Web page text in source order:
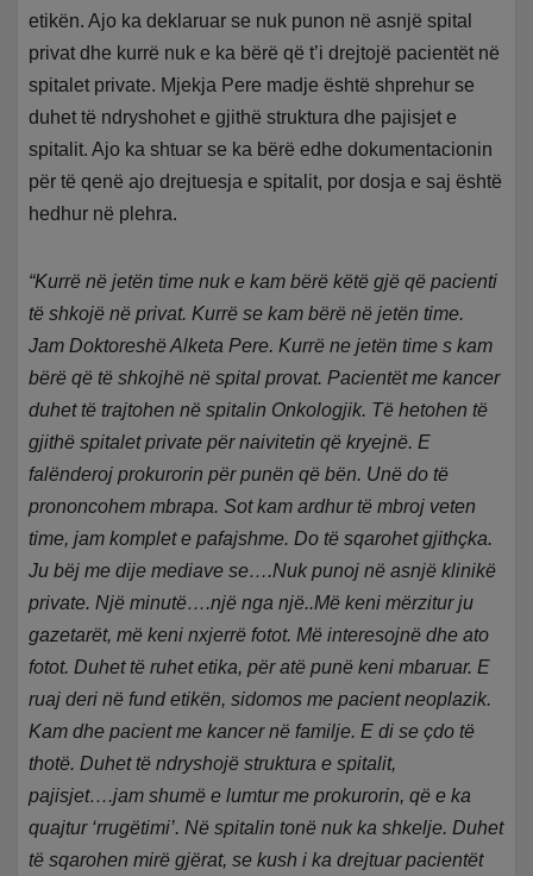
etikën. Ajo ka deklaruar se nuk punon në asnjë spital
privat dhe kurrë nuk e ka bërë që t’i drejtojë pacientët në
spitalet private. Mjekja Pere madje është shprehur se
duhet të ndryshohet e gjithë struktura dhe pajisjet e
spitalit. Ajo ka shtuar se ka bërë edhe dokumentacionin
për të qenë ajo drejtuesja e spitalit, por dosja e saj është
hedhur në plehra.
“Kurrë në jetën time nuk e kam bërë këtë gjë që pacienti
të shkojë në privat. Kurrë se kam bërë në jetën time.
Jam Doktoreshë Alketa Pere. Kurrë ne jetën time s kam
bërë që të shkojhë në spital provat. Pacientët me kancer
duhet të trajtohen në spitalin Onkologjik. Të hetohen të
gjithë spitalet private për naivitetin që kryejnë. E
falënderoj prokurorin për punën që bën. Unë do të
prononcohem mbrapa. Sot kam ardhur të mbroj veten
time, jam komplet e pafajshme. Do të sqarohet gjithçka.
Ju bëj me dije mediave se….Nuk punoj në asnjë klinikë
private. Një minutë….një nga një..Më keni mërzitur ju
gazetarët, më keni nxjerrë fotot. Më interesojnë dhe ato
fotot. Duhet të ruhet etika, për atë punë keni mbaruar. E
ruaj deri në fund etikën, sidomos me pacient neoplazik.
Kam dhe pacient me kancer në familje. E di se çdo të
thotë. Duhet të ndryshojë struktura e spitalit,
pajisjet….jam shumë e lumtur me prokurorin, që e ka
quajtur ‘rrugëtimi’. Në spitalin tonë nuk ka shkelje. Duhet
të sqarohen mirë gjërat, se kush i ka drejtuar pacientët